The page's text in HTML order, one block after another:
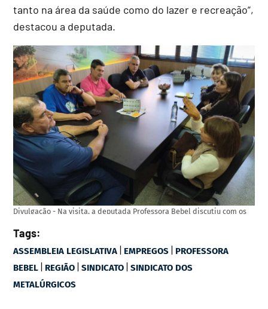
tanto na área da saúde como do lazer e recreação”,
destacou a deputada.
Divulgação - Na visita, a deputada Professora Bebel discutiu com os
Tags:
ASSEMBLEIA LEGISLATIVA | EMPREGOS | PROFESSORA
BEBEL | REGIÃO |SINDICATO |SINDICATO DOS
METALÚRGICOS